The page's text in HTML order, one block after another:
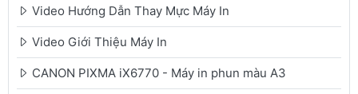
Video Hướng Dẫn Thay Mực Máy In
Video Giới Thiệu Máy In
CANON PIXMA iX6770 - Máy in phun màu A3